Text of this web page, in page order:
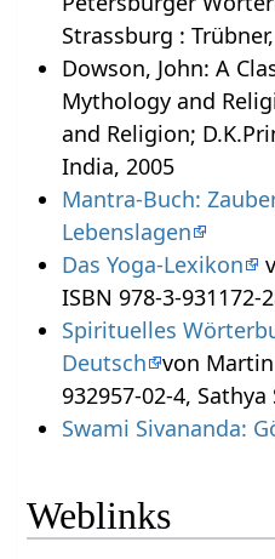
Strassburg :
Dowson, John: A
Mythology and
and Religion;
India, 2005
Mantra-Buch:
Lebenslagen
Das Yoga-Lexikon
ISBN 978-3-
Spirituelles
Deutsch von
932957-02-4,
Swami Sivananda:
Weblinks